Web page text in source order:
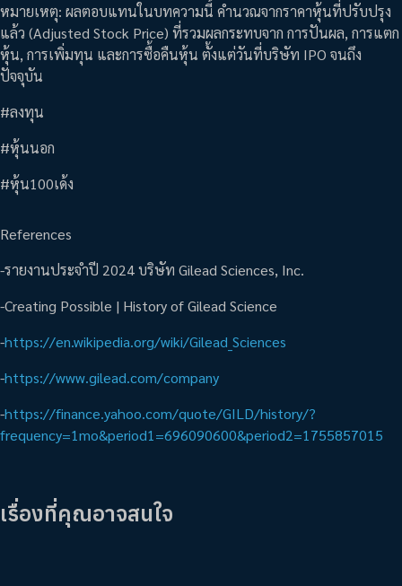
หมายเหตุ: ผลตอบแทนในบทความนี้ คำนวณจากราคาหุ้นที่ปรับปรุง
แล้ว (Adjusted Stock Price) ที่รวมผลกระทบจาก การปันผล, การแตก
หุ้น, การเพิ่มทุน และการซื้อคืนหุ้น ตั้งแต่วันที่บริษัท IPO จนถึง
ปัจจุบัน
#ลงทุน
#หุ้นนอก
#หุ้น100เด้ง
References
-รายงานประจำปี 2024 บริษัท Gilead Sciences, Inc.
-Creating Possible | History of Gilead Science
-https://en.wikipedia.org/wiki/Gilead_Sciences
-https://www.gilead.com/company
-https://finance.yahoo.com/quote/GILD/history/?
frequency=1mo&period1=696090600&period2=1755857015
เรื่องที่คุณอาจสนใจ